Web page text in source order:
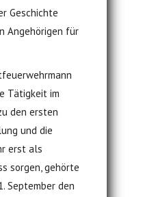
Geschichte
Angehörigen für
Tätigkeit im
den ersten
und die
erst als
sorgen, gehörte
September den